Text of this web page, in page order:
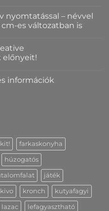
nyomtatással – névvel
es változatban is
előnyeit!
információk
farkaskonyha
húzogatós
játék
kivo kronch kutyafagyi
lazac lefagyasztható